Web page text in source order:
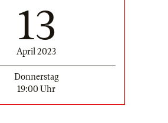
13
April 2023
Donnerstag
19:00 Uhr